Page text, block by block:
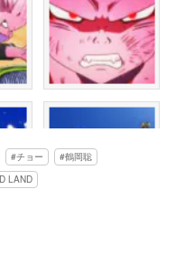
チョー
鶴岡聡
LAND